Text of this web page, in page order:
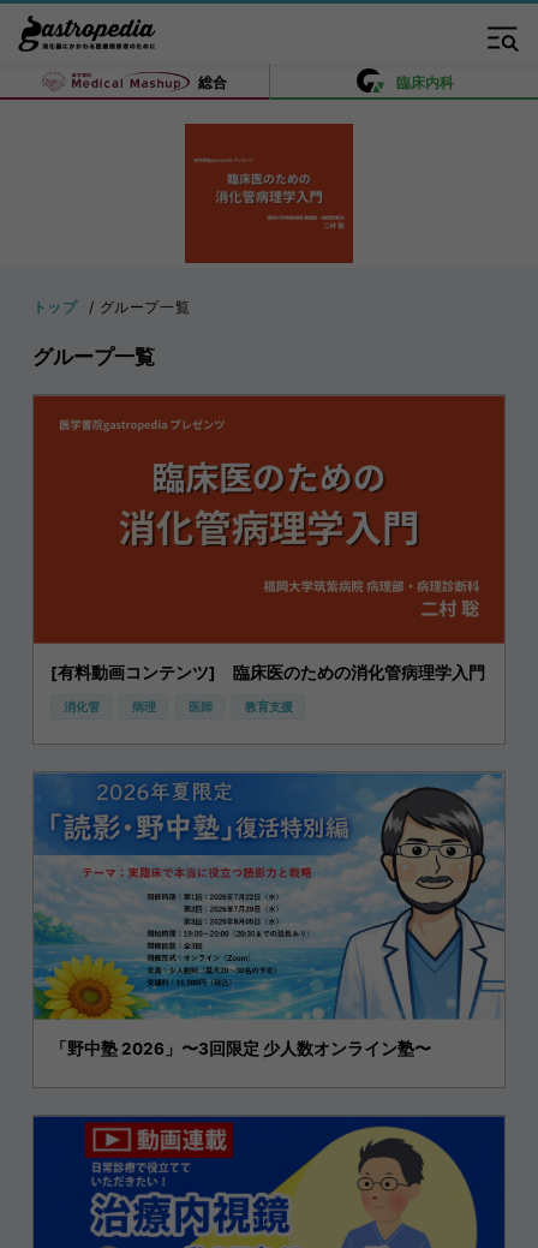
総合 臨床内科
トップ グループ一覧
グループ一覧
[有料動画コンテンツ] 臨床医のための消化管病理学入門
消化管 病理 医師 教育支援
「野中塾 2026」〜3回限定 少人数オンライン塾〜